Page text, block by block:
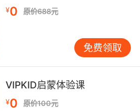
黑国王最喜欢黑色，最讨厌
，是两个国王都不曾进入过
¥0 原价688元
免费领取
VIPKID启蒙体验课
¥0 原价100元